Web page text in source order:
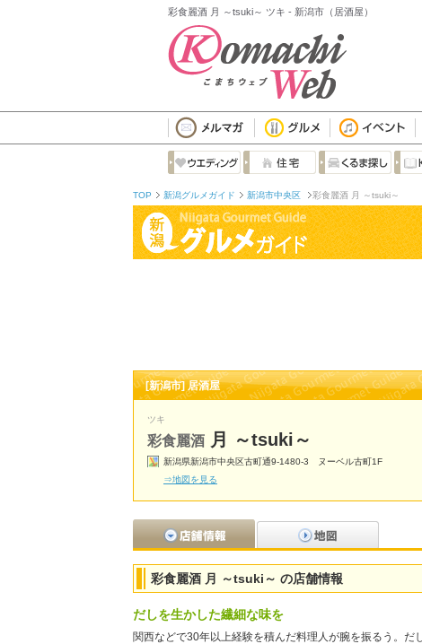
彩食麗酒 月 ～tsuki～ ツキ - 新潟市（居酒屋）
TOP 新潟グルメガイド 新潟市中央区 彩食麗酒 月 ～tsuki～
[新潟市] 居酒屋
ツキ
彩食麗酒 月 ～tsuki～
新潟県新潟市中央区古町通9-1480-3 ヌーベル古町1F
⇒地図を見る
彩食麗酒 月 ～tsuki～ の店舗情報
だしを生かした繊細な味を
関西などで30年以上経験を積んだ料理人が腕を振るう。